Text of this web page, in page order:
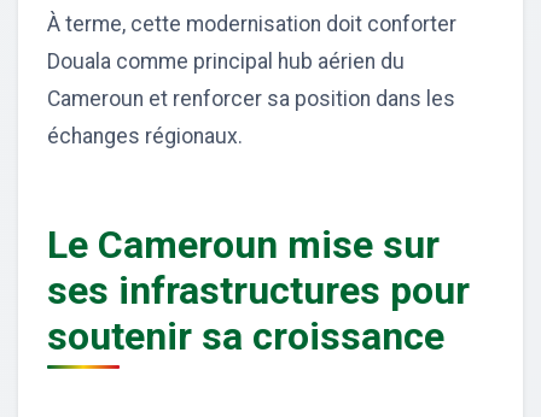
À terme, cette modernisation doit conforter
Douala comme principal hub aérien du
Cameroun et renforcer sa position dans les
échanges régionaux.
Le Cameroun mise sur
ses infrastructures pour
soutenir sa croissance